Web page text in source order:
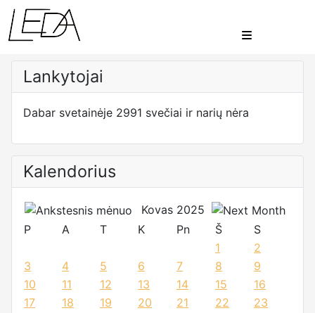
Lankytojai
Dabar svetainėje 2991 svečiai ir narių nėra
Kalendorius
Kovas 2025
P
A T K Pn Š
S
1
2
3
4 5 6 7 8
9
10
11 12 13 14 15
16
17
18 19 20 21 22
23